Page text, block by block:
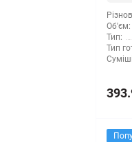
Об'єм:
Тип:
Тип